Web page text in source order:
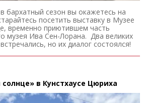
бархатный сезон вы окажетесь на
посетить выставку в Музее
временно приютившем часть
музея Ива Сен-Лорана. Два великих
но их диалог состоялся!
в Кунстхаусе Цюриха